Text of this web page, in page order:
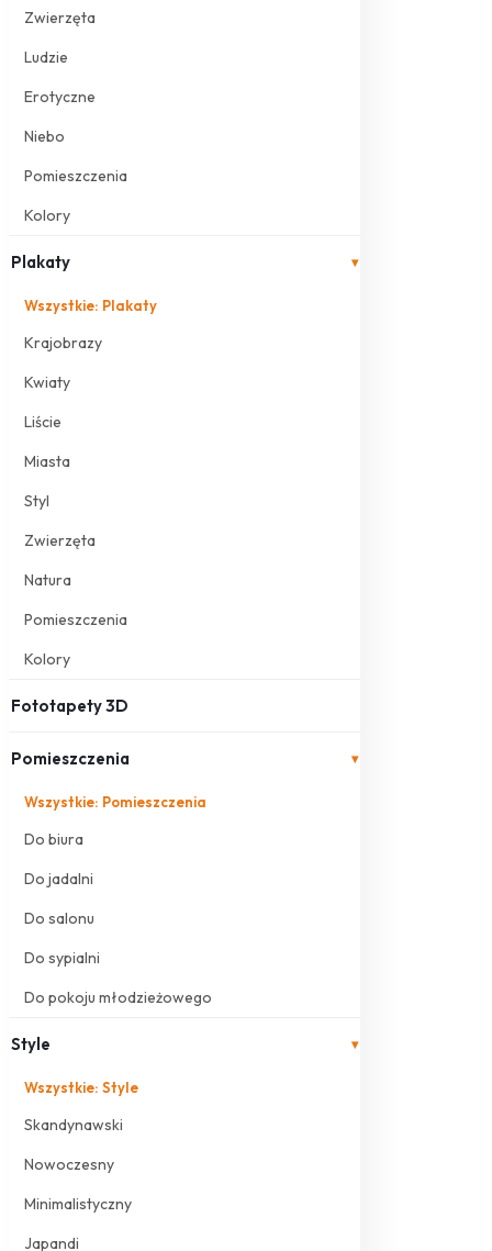
Zwierzęta
Ludzie
Erotyczne
Niebo
Pomieszczenia
Kolory
Plakaty ▾
Wszystkie: Plakaty
Krajobrazy
Kwiaty
Liście
Miasta
Styl
Zwierzęta
Natura
Pomieszczenia
Kolory
Fototapety 3D
Pomieszczenia ▾
Wszystkie: Pomieszczenia
Do biura
Do jadalni
Do salonu
Do sypialni
Do pokoju młodzieżowego
Style ▾
Wszystkie: Style
Skandynawski
Nowoczesny
Minimalistyczny
Japandi